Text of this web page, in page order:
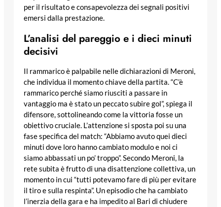
per il risultato e consapevolezza dei segnali positivi
emersi dalla prestazione.
L’analisi del pareggio e i dieci minuti
decisivi
Il rammarico è palpabile nelle dichiarazioni di Meroni,
che individua il momento chiave della partita. “C’è
rammarico perché siamo riusciti a passare in
vantaggio ma è stato un peccato subire gol”, spiega il
difensore, sottolineando come la vittoria fosse un
obiettivo cruciale. L’attenzione si sposta poi su una
fase specifica del match: “Abbiamo avuto quei dieci
minuti dove loro hanno cambiato modulo e noi ci
siamo abbassati un po’ troppo”. Secondo Meroni, la
rete subita è frutto di una disattenzione collettiva, un
momento in cui “tutti potevamo fare di più per evitare
il tiro e sulla respinta”. Un episodio che ha cambiato
l’inerzia della gara e ha impedito al Bari di chiudere